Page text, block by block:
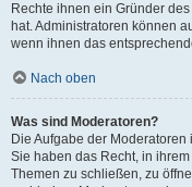
Rechte ihnen ein Gründer
hat. Administratoren können
wenn ihnen das
Nach oben
Was sind Moderatoren?
Die Aufgabe der
Sie haben das Recht, in
Themen zu schließen, zu